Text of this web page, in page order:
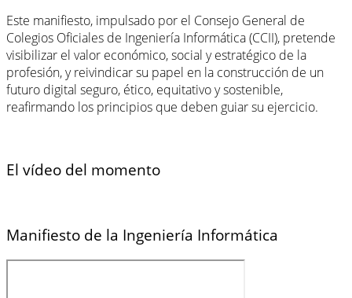
Este manifiesto, impulsado por el Consejo General de
Colegios Oficiales de Ingeniería Informática (CCII), pretende
visibilizar el valor económico, social y estratégico de la
profesión, y reivindicar su papel en la construcción de un
futuro digital seguro, ético, equitativo y sostenible,
reafirmando los principios que deben guiar su ejercicio.
El vídeo del momento
Manifiesto de la Ingeniería Informática